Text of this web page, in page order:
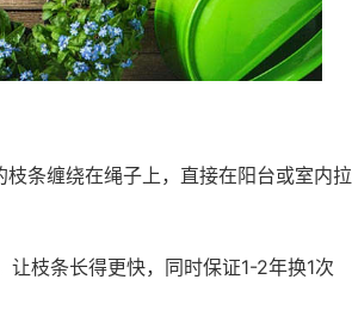
条缠绕在绳子上，直接在阳台或室内拉
枝条长得更快，同时保证1-2年换1次